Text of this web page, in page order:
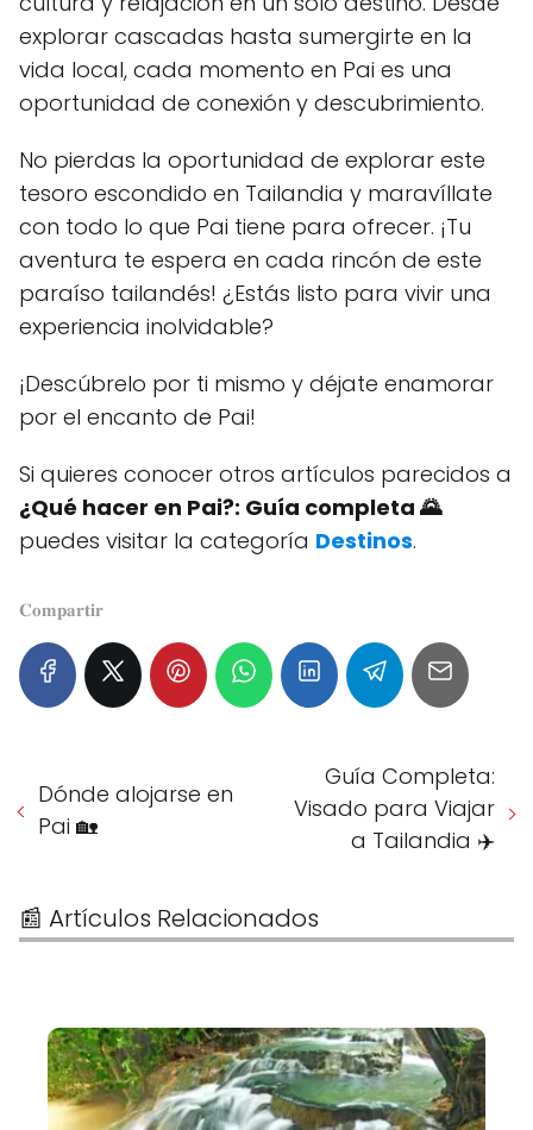
explorar cascadas hasta sumergirte en la
vida local, cada momento en Pai es una
oportunidad de conexión y descubrimiento.
No pierdas la oportunidad de explorar este
tesoro escondido en Tailandia y maravíllate
con todo lo que Pai tiene para ofrecer. ¡Tu
aventura te espera en cada rincón de este
paraíso tailandés! ¿Estás listo para vivir una
experiencia inolvidable?
¡Descúbrelo por ti mismo y déjate enamorar
por el encanto de Pai!
Si quieres conocer otros artículos parecidos a
¿Qué hacer en Pai?: Guía completa 🌄
puedes visitar la categoría Destinos.
𝐂𝐨𝐦𝐩𝐚𝐫𝐭𝐢𝐫
Dónde alojarse en
Pai 🏡
Guía Completa:
Visado para Viajar
a Tailandia ✈️
📰 Artículos Relacionados